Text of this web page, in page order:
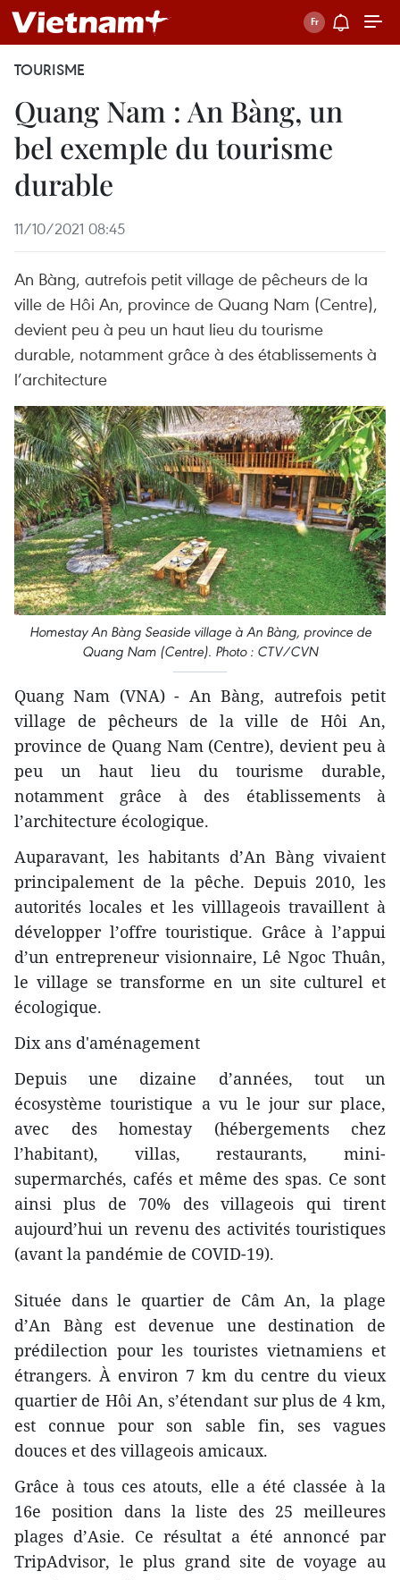
TOURISME
Quang Nam : An Bàng, un
bel exemple du tourisme
durable
11/10/2021 08:45
An Bàng, autrefois petit village de pêcheurs de la
ville de Hôi An, province de Quang Nam (Centre),
devient peu à peu un haut lieu du tourisme
durable, notamment grâce à des établissements à
l’architecture
Homestay An Bàng Seaside village à An Bàng, province de
Quang Nam (Centre). Photo : CTV/CVN
Quang Nam (VNA) - An Bàng, autrefois petit
village de pêcheurs de la ville de Hôi An,
province de Quang Nam (Centre), devient peu à
peu un haut lieu du tourisme durable,
notamment grâce à des établissements à
l’architecture écologique.
Auparavant, les habitants d’An Bàng vivaient
principalement de la pêche. Depuis 2010, les
autorités locales et les villlageois travaillent à
développer l’offre touristique. Grâce à l’appui
d’un entrepreneur visionnaire, Lê Ngoc Thuân,
le village se transforme en un site culturel et
écologique.
Dix ans d'aménagement
Depuis une dizaine d’années, tout un
écosystème touristique a vu le jour sur place,
avec des homestay (hébergements chez
l’habitant), villas, restaurants, mini-
supermarchés, cafés et même des spas. Ce sont
ainsi plus de 70% des villageois qui tirent
aujourd’hui un revenu des activités touristiques
(avant la pandémie de COVID-19).
Située dans le quartier de Câm An, la plage
d’An Bàng est devenue une destination de
prédilection pour les touristes vietnamiens et
étrangers. À environ 7 km du centre du vieux
quartier de Hôi An, s’étendant sur plus de 4 km,
est connue pour son sable fin, ses vagues
douces et des villageois amicaux.
Grâce à tous ces atouts, elle a été classée à la
16e position dans la liste des 25 meilleures
plages d’Asie. Ce résultat a été annoncé par
TripAdvisor, le plus grand site de voyage au